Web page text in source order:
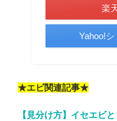
楽
Yahoo!
★エビ関連記事★
【見分け方】イセエビ